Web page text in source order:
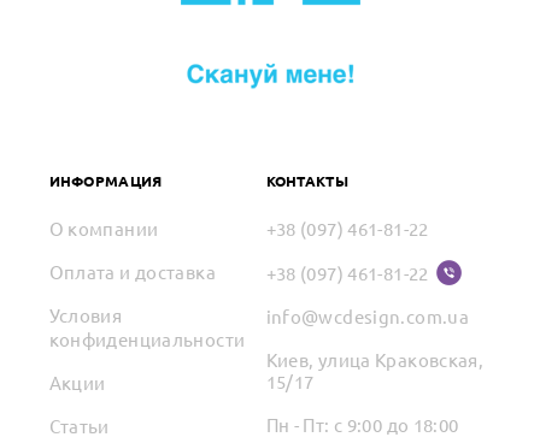
ИНФОРМАЦИЯ
О компании
Оплата и доставка
Условия
конфиденциальности
Акции
Статьи
КОНТАКТЫ
+38 (097) 461-81-22
+38 (097) 461-81-22
info@wcdesign.com.ua
Киев, улица Краковская,
15/17
Пн - Пт: с 9:00 до 18:00